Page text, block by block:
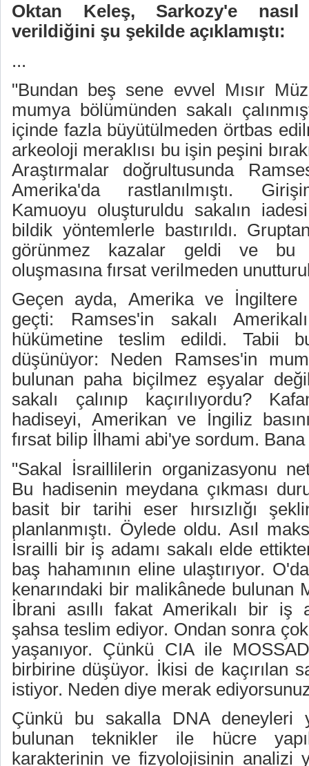
Oktan Keleş, Sarkozy'e nasıl
verildiğini şu şekilde açıklamıştı:
...
"Bundan beş sene evvel Mısır
mumya bölümünden sakalı
içinde fazla büyütülmeden örtbas
arkeoloji meraklısı bu işin peşini
Araştırmalar doğrultusunda
Amerika'da rastlanılmıştı.
Kamuoyu oluşturuldu sakalın
bildik yöntemlerle bastırıldı.
görünmez kazalar geldi ve
oluşmasına fırsat verilmeden
Geçen ayda, Amerika ve İngiltere
geçti: Ramses'in sakalı
hükümetine teslim edildi. Tabii
düşünüyor: Neden Ramses'in
bulunan paha biçilmez eşyalar
sakalı çalınıp kaçırılıyordu?
hadiseyi, Amerikan ve İngiliz
fırsat bilip İlhami abi'ye sordum. Bana
"Sakal İsraillilerin organizasyonu
Bu hadisenin meydana çıkması
basit bir tarihi eser hırsızlığı
planlanmıştı. Öylede oldu. Asıl
İsrailli bir iş adamı sakalı elde
baş hahamının eline ulaştırıyor.
kenarındaki bir malikânede bulunan
İbrani asıllı fakat Amerikalı bir iş
şahsa teslim ediyor. Ondan sonra
yaşanıyor. Çünkü CIA ile
birbirine düşüyor. İkisi de kaçırılan
istiyor. Neden diye merak
Çünkü bu sakalla DNA deneyleri
bulunan teknikler ile hücre
karakterinin ve fizyolojisinin analizi